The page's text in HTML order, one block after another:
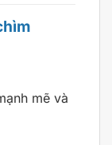
mẽ và